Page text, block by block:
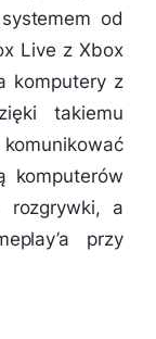
od
Live z Xbox
komputery z
takiemu
komputerów
rozgrywki, a
przy